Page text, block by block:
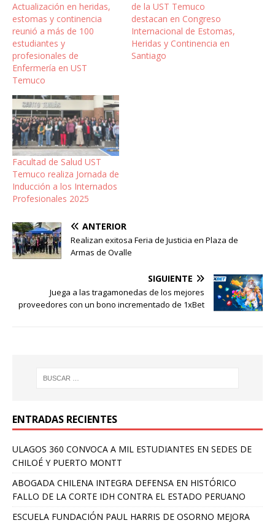
Actualización en heridas,
estomas y continencia
reunió a más de 100
estudiantes y
profesionales de
Enfermería en UST
Temuco
de la UST Temuco
destacan en Congreso
Internacional de Estomas,
Heridas y Continencia en
Santiago
Facultad de Salud UST
Temuco realiza Jornada de
Inducción a los Internados
Profesionales 2025
ANTERIOR
Realizan exitosa Feria de Justicia en Plaza de
Armas de Ovalle
SIGUIENTE
Juega a las tragamonedas de los mejores
proveedores con un bono incrementado de 1xBet
ENTRADAS RECIENTES
ULAGOS 360 CONVOCA A MIL ESTUDIANTES EN SEDES DE
CHILOÉ Y PUERTO MONTT
ABOGADA CHILENA INTEGRA DEFENSA EN HISTÓRICO
FALLO DE LA CORTE IDH CONTRA EL ESTADO PERUANO
ESCUELA FUNDACIÓN PAUL HARRIS DE OSORNO MEJORA